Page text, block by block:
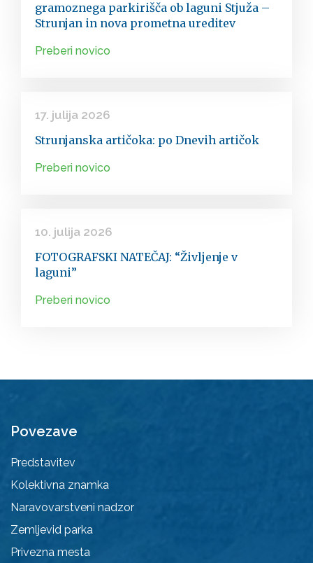
gramoznega parkirišča ob laguni Stjuža –
Strunjan in nova prometna ureditev
Preberi novico
17. julija 2026
Strunjanska artičoka: po Dnevih artičok
Preberi novico
10. julija 2026
FOTOGRAFSKI NATEČAJ: “Življenje v
laguni”
Preberi novico
Povezave
Predstavitev
Kolektivna znamka
Naravovarstveni nadzor
Zemljevid parka
Privezna mesta